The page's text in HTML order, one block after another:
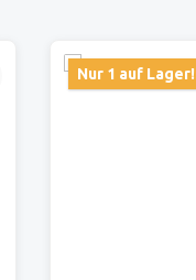
Nur 1 auf Lager!